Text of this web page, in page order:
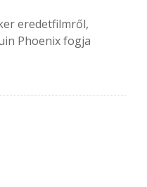
eredetfilmről,
Phoenix fogja